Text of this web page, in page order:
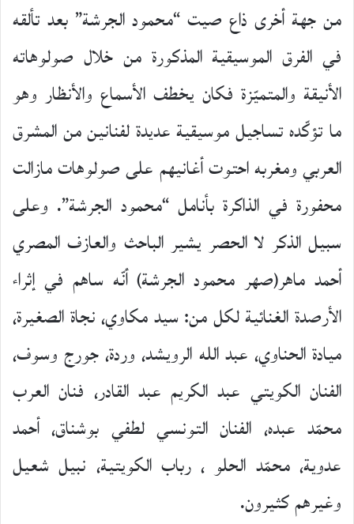
من جهة أخرى ذاع صيت “محمود الجرشة” بعد تألقه
في الفرق الموسيقية المذكورة من خلال صولوهاته
الأنيقة والمتميّزة فكان يخطف الأسماع والأنظار وهو
ما تؤكّده تساجيل موسيقية عديدة لفنانين من المشرق
العربي ومغربه احتوت أغانيهم على صولوهات مازالت
محفورة في الذاكرة بأنامل “محمود الجرشة”. وعلى
سبيل الذكر لا الحصر يشير الباحث والعازف المصري
أحمد ماهر(صهر محمود الجرشة) أنّه ساهم في إثراء
الأرصدة الغنائية لكل من: سيد مكاوي، نجاة الصغيرة،
ميادة الحناوي، عبد الله الرويشد، وردة، جورج وسوف،
الفنان الكويتي عبد الكريم عبد القادر، فنان العرب
محمّد عبده، الفنان التونسي لطفي بوشناق، أحمد
عدوية، محمّد الحلو ، رباب الكويتية، نبيل شعيل
وغيرهم كثيرون.